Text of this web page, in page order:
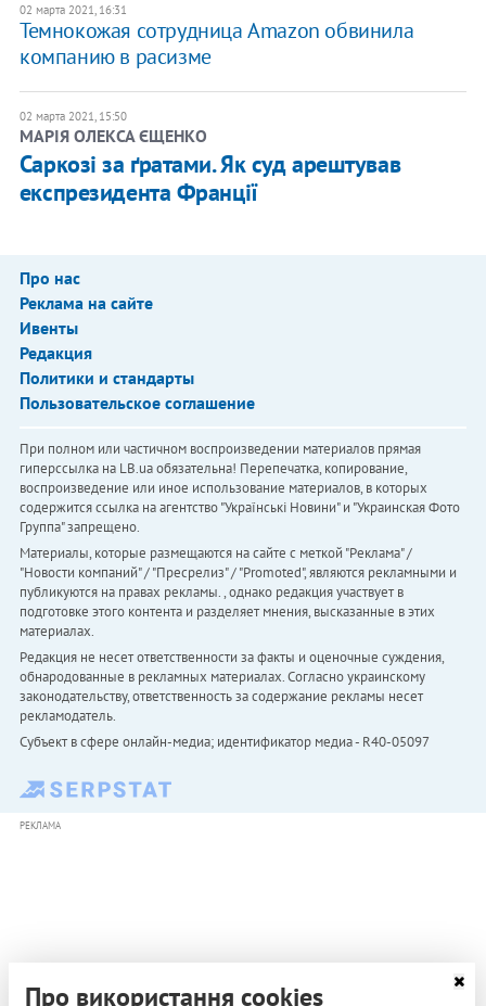
02 марта 2021, 16:31
Темнокожая сотрудница Amazon обвинила
компанию в расизме
02 марта 2021, 15:50
​МАРІЯ ОЛЕКСА ЄЩЕНКО
Саркозі за ґратами. Як суд арештував
експрезидента Франції
Про нас
Реклама на сайте
Ивенты
Редакция
Политики и стандарты
Пользовательское соглашение
При полном или частичном воспроизведении материалов прямая
гиперссылка на LB.ua обязательна! Перепечатка, копирование,
воспроизведение или иное использование материалов, в которых
содержится ссылка на агентство "Українськi Новини" и "Украинская Фото
Группа" запрещено.
Материалы, которые размещаются на сайте с меткой "Реклама" /
"Новости компаний" / "Пресрелиз" / "Promoted", являются рекламными и
публикуются на правах рекламы. , однако редакция участвует в
подготовке этого контента и разделяет мнения, высказанные в этих
материалах.
Редакция не несет ответственности за факты и оценочные суждения,
обнародованные в рекламных материалах. Согласно украинскому
законодательству, ответственность за содержание рекламы несет
рекламодатель.
Субъект в сфере онлайн-медиа; идентификатор медиа - R40-05097
РЕКЛАМА
Про використання cookies